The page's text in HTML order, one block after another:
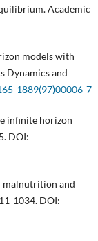
Academic
models with
Dynamics and
1889(97)00006-7
infinite horizon
DOI:
malnutrition and
1034. DOI: